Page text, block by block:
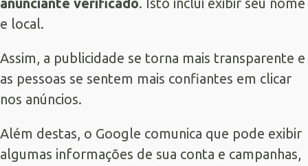
e local.
Assim, a publicidade se torna mais transparente e
as pessoas se sentem mais confiantes em clicar
nos anúncios.
Além destas, o Google comunica que pode exibir
algumas informações de sua conta e campanhas,